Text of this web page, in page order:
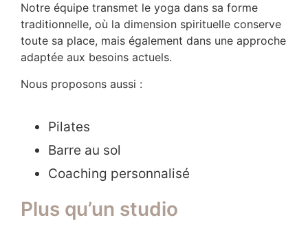
Notre équipe transmet le yoga dans sa forme
traditionnelle, où la dimension spirituelle conserve
toute sa place, mais également dans une approche
adaptée aux besoins actuels.
Nous proposons aussi :
Pilates
Barre au sol
Coaching personnalisé
Plus qu’un studio